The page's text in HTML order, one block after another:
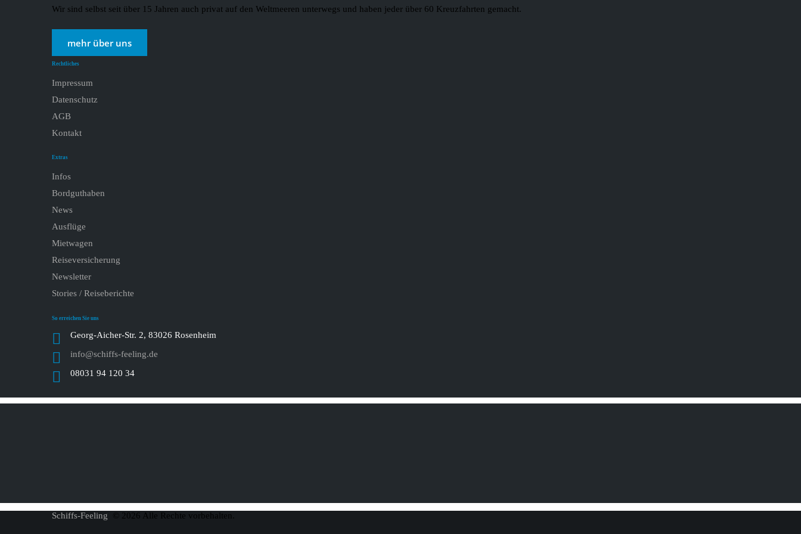
Wir sind selbst seit über 15 Jahren auch privat auf den Weltmeeren unterwegs und haben jeder über 60 Kreuzfahrten gemacht.
mehr über uns
Rechtliches
Impressum
Datenschutz
AGB
Kontakt
Extras
Infos
Bordguthaben
News
Ausflüge
Mietwagen
Reiseversicherung
Newsletter
Stories / Reiseberichte
So erreichen Sie uns
Georg-Aicher-Str. 2, 83026 Rosenheim
info@schiffs-feeling.de
08031 94 120 34
Schiffs-Feeling © 2026 Alle Rechte vorbehalten.